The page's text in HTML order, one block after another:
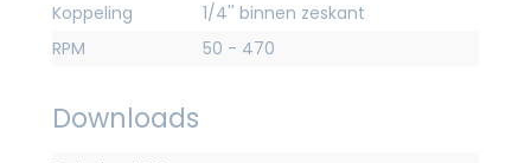
Koppeling
1/4'' binnen zeskant
RPM
50 - 470
Downloads